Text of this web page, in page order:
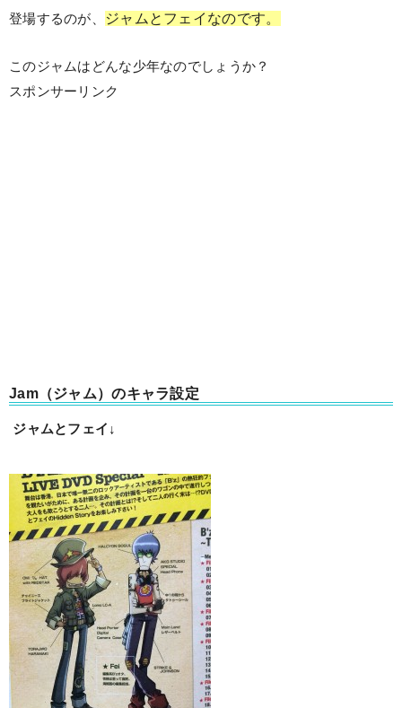
登場するのが、
ジャムとフェイなのです。
このジャムはどんな少年なのでしょうか？
スポンサーリンク
Jam（ジャム）のキャラ設定
ジャムとフェイ↓